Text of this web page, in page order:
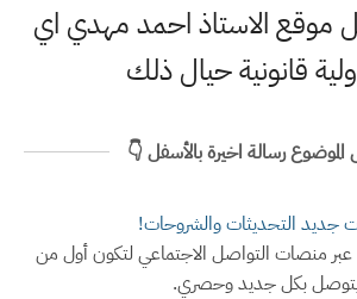
موقع الاستاذ احمد مهدي اي
قانونية حيال ذلك
الموضوع رسالة اخيرة بالأسفل 👇
جديد التحديثات والشروحات!
عبر منصات التواصل الاجتماعي لتكون أول من
بكل جديد وحصري.